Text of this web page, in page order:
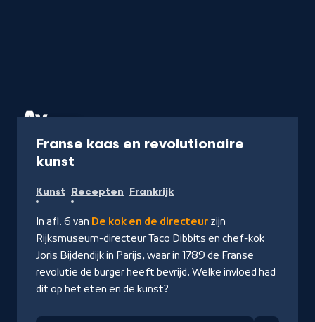
Franse kaas en revolutionaire
kunst
op
NPO
Start
Kunst Recepten Frankrijk
In afl. 6 van De kok en de directeur zijn
Rijksmuseum-directeur Taco Dibbits en chef-kok
Joris Bijdendijk in Parijs, waar in 1789 de Franse
revolutie de burger heeft bevrijd. Welke invloed had
dit op het eten en de kunst?